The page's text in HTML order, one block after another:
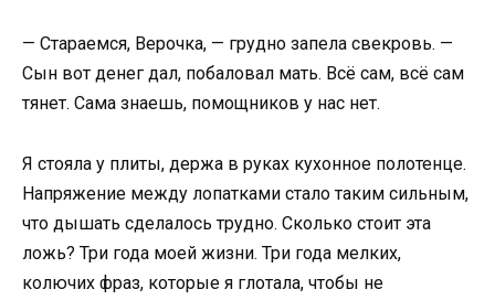
— Стараемся, Верочка, — грудно запела свекровь. —
Сын вот денег дал, побаловал мать. Всё сам, всё сам
тянет. Сама знаешь, помощников у нас нет.
Я стояла у плиты, держа в руках кухонное полотенце.
Напряжение между лопатками стало таким сильным,
что дышать сделалось трудно. Сколько стоит эта
ложь? Три года моей жизни. Три года мелких,
колючих фраз, которые я глотала, чтобы не